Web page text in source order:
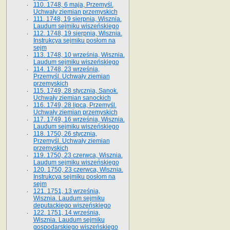
110. 1748, 6 maja, Przemyśl.
Uchwały ziemian przemyskich
111. 1748, 19 sierpnia, Wisznia.
Laudum sejmiku wiszeńskiego
112. 1748, 19 sierpnia, Wisznia.
Instrukcya sejmiku posłom na
sejm
113. 1748, 10 września, Wisznia.
Laudum sejmiku wiszeńskiego
114. 1748, 23 września,
Przemyśl. Uchwały ziemian
przemyskich
115. 1749, 28 stycznia, Sanok.
Uchwały ziemian sanockich
116. 1749, 28 lipca, Przemyśl.
Uchwały ziemian przemyskich
117. 1749, 16 września, Wisznia.
Laudum sejmiku wiszeńskiego
118. 1750, 26 stycznia,
Przemyśl. Uchwały ziemian
przemyskich
119. 1750, 23 czerwca, Wisznia.
Laudum sejmiku wiszeńskiego
120. 1750, 23 czerwca, Wisznia.
Instrukcya sejmiku posłom na
sejm
121. 1751, 13 września,
Wisznia. Laudum sejmiku
deputackiego wiszeńskiego
122. 1751, 14 września,
Wisznia. Laudum sejmiku
gospodarskiego wiszeńskiego